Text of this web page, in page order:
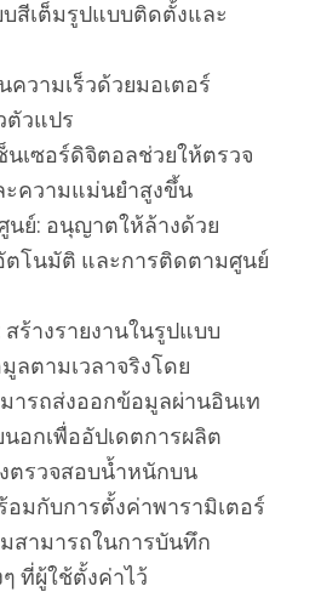
บสีเต็มรูปแบบติดตั้งและ
วามเร็วด้วยมอเตอร์
ตัวแปร
นเซอร์ดิจิตอลช่วยให้ตรวจ
ะความแม่นยำสูงขึ้น
นย์: อนุญาตให้ล้างด้วย
ตโนมัติ และการติดตามศูนย์
ร้างรายงานในรูปแบบ
ลตามเวลาจริงโดย
ารถส่งออกข้อมูลผ่านอินเท
นอกเพื่ออัปเดตการผลิต
ตรวจสอบน้ำหนักบน
อมกับการตั้งค่าพารามิเตอร์
สามารถในการบันทึก
ที่ผู้ใช้ตั้งค่าไว้